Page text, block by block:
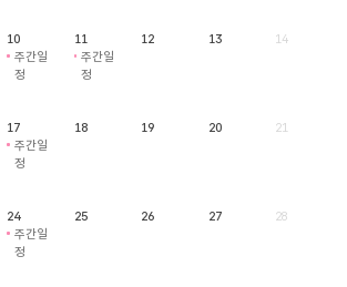
10
주간일
정
11
주간일
정
12 13 14
17
주간일
정
18 19 20 21
24
주간일
정
25 26 27 28